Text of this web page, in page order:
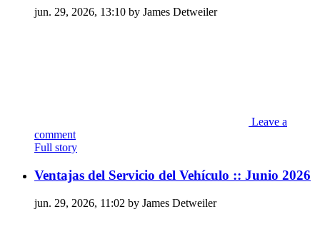
jun. 29, 2026, 13:10 by James Detweiler
Leave a
comment
Full story
Ventajas del Servicio del Vehículo :: Junio 2026
jun. 29, 2026, 11:02 by James Detweiler